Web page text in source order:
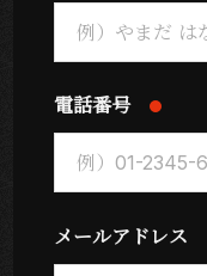
電話番号
メールアドレス